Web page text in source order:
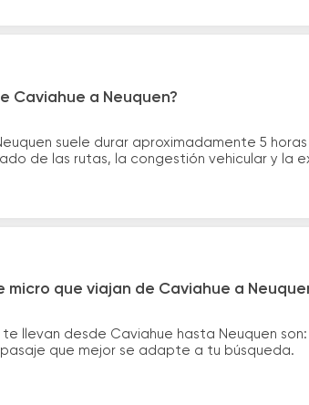
Caviahue a Neuquen?
suele durar aproximadamente 5
de las rutas, la congestión vehicular y la
micro que viajan de Caviahue a
llevan desde Caviahue hasta Neuquen
que mejor se adapte a tu búsqueda.